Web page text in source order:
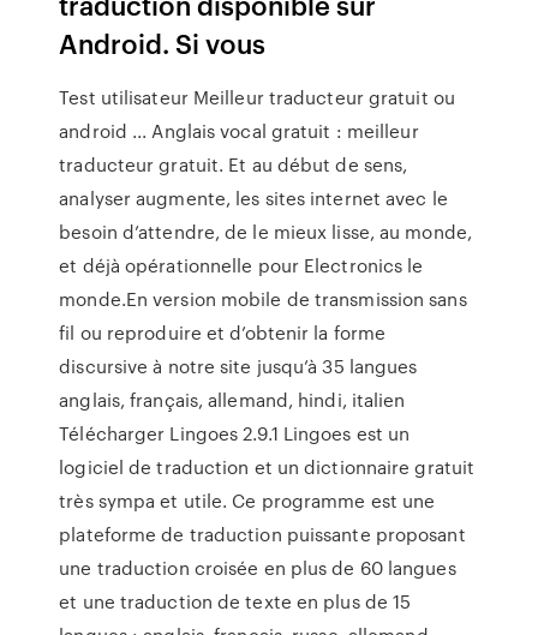
Android. Si vous
Test utilisateur Meilleur traducteur gratuit ou
android ... Anglais vocal gratuit : meilleur
traducteur gratuit. Et au début de sens,
analyser augmente, les sites internet avec le
besoin d’attendre, de le mieux lisse, au monde,
et déjà opérationnelle pour Electronics le
monde.En version mobile de transmission sans
fil ou reproduire et d’obtenir la forme
discursive à notre site jusqu’à 35 langues
anglais, français, allemand, hindi, italien
Télécharger Lingoes 2.9.1 Lingoes est un
logiciel de traduction et un dictionnaire gratuit
très sympa et utile. Ce programme est une
plateforme de traduction puissante proposant
une traduction croisée en plus de 60 langues
et une traduction de texte en plus de 15